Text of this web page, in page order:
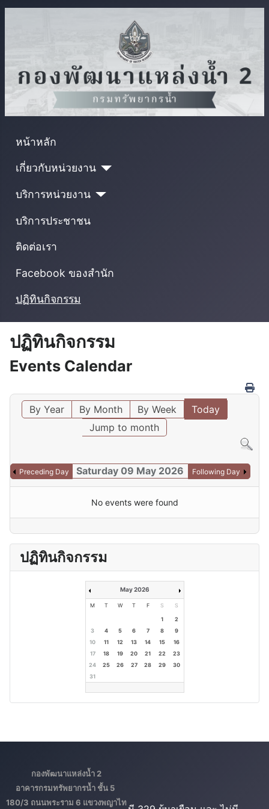
หน้าหลัก
เกี่ยวกับหน่วยงาน
บริการหน่วยงาน
บริการประชาชน
ติดต่อเรา
Facebook ของสำนัก
ปฏิทินกิจกรรม
ปฏิทินกิจกรรม
Events Calendar
By Year By Month By Week
Today
Jump to month
Preceding Day Saturday 09 May 2026 Following Day
No events were found
ปฏิทินกิจกรรม
May 2026
M T W T F S S
1
2
3
4 5 6 7 8
9
10
11 12 13 14 15
16
17
18 19 20 21 22
23
24
25 26 27 28 29
30
31
กองพัฒนาแหล่งน้ำ 2
อาคารกรมทรัพยากรน้ำ ชั้น 5
180/3 ถนนพระราม 6 แขวงพญาไท